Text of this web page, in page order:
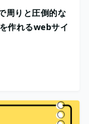
周りと圧倒的な
作れるwebサイ